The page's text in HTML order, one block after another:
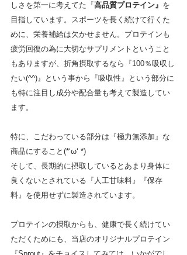
しさを第一に考えてた『高品質プロテイン』 を
目指しています。スポーツを長く続けて行くた
めに、栄養補給は欠かせません。プロテインも
疲労回復の為に大切なサプリメントということ
もありますが、折角摂取するなら『100％吸収し
たい(^^)』という事から『吸収性』という部分に
も特に注目し成分や配合量も考えて製造してい
ます。
特に、こだわっている部分は『極力無添加』な
商品にすること(*‘ω‘ *)
そして、長期的に摂取しているとあまり身体に
良くないとされている『人工甘味料』『保存
料』を使用せずに製造されています。
プロテインの摂取からも、健康で長く続けてい
ただくためにも、当店のオリジナルプロテイン